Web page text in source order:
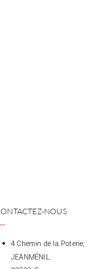
NOUS
4 Chemin de la Poterie,
JEANMÉNIL